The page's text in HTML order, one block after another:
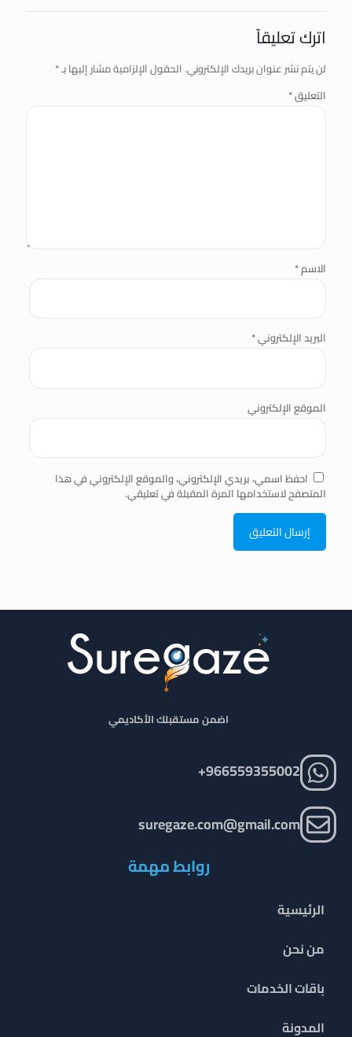
اترك تعليقاً
لن يتم نشر عنوان بريدك الإلكتروني. الحقول الإلزامية مشار إليها بـ*
التعليق*
الاسم*
البريد الإلكتروني*
الموقع الإلكتروني
احفظ اسمي، بريدي الإلكتروني، والموقع الإلكتروني في هذا
المتصفح لاستخدامها المرة المقبلة في تعليقي.
اضمن مستقبلك الأكاديمي
966559355002+
suregaze.com@gmail.com
روابط مهمة
الرئيسية
من نحن
باقات الخدمات
المدونة